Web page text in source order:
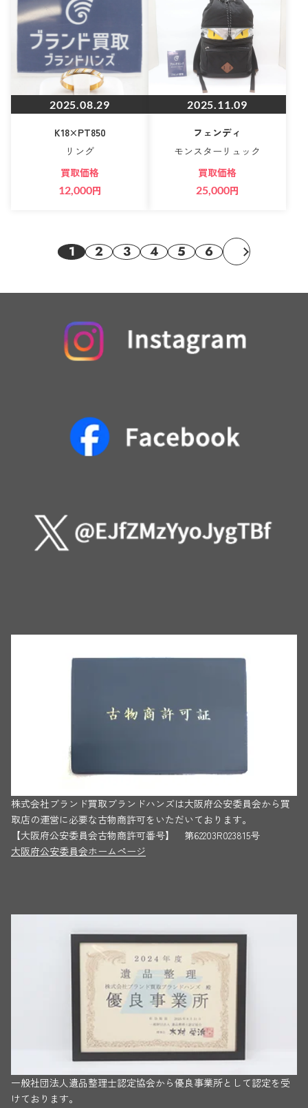
2025.08.29
K18×PT850
リング
買取価格
12,000円
2025.11.09
フェンディ
モンスターリュック
買取価格
25,000円
1 2 3 4 5 6
株式会社ブランド買取ブランドハンズは大阪府公安委員会から買
取店の運営に必要な古物商許可をいただいております。
【大阪府公安委員会古物商許可番号】 第62203R023815号
大阪府公安委員会ホームページ
一般社団法人遺品整理士認定協会から優良事業所として認定を受
けております。